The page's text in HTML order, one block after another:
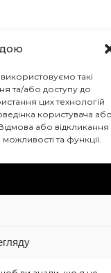
такі
та/або доступу до
цих технологій
користувача
або відкликання
та функції.